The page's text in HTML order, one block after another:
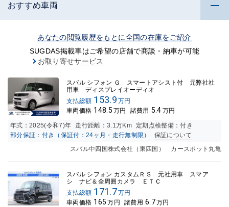
おすすめ車両
あなたの閲覧履歴をもとに全国の在庫をご紹介
SUGDAS掲載車はご希望の店舗で商談・納車が可能
お取り寄せサービス
スバル シフォン Ｇ スマートアシスト付 元弊社社
用車 ディスプレイオーディオ
支払総額 153.9 万円
車両価格 148.5 万円 諸費用 5.4 万円
年式：2025(令和7)年 走行距離：3.1万Km
定期点検整備：付き
部分保証：付き（保証付：24ヶ月・走行無制限）
保証について
スバル中四国株式会社（東四国） カースポット丸亀
スバル シフォン カスタムＲＳ 元社用車 スマア
シ ナビ＆全周囲カメラ ＥＴＣ
支払総額 171.7万円
車両価格 165 万円 諸費用 6.7万円